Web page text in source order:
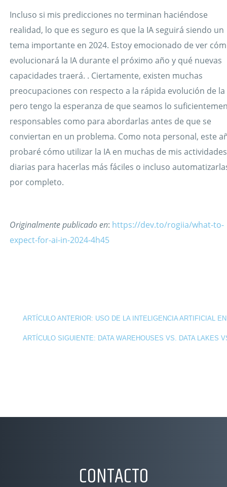
Incluso si mis predicciones no terminan haciéndose
realidad, lo que es seguro es que la IA seguirá siendo un
tema importante en 2024. Estoy emocionado de ver
evolucionará la IA durante el próximo año y qué nuevas
capacidades traerá. . Ciertamente, existen muchas
preocupaciones con respecto a la rápida evolución de la
pero tengo la esperanza de que seamos lo
responsables como para abordarlas antes de que se
conviertan en un problema. Como nota personal, este
probaré cómo utilizar la IA en muchas de mis actividades
diarias para hacerlas más fáciles o incluso
por completo.
Originalmente publicado en: https://dev.to/rogiia/what-to-
expect-for-ai-in-2024-4h45
ARTÍCULO ANTERIOR: USO DE LA INTELIGENCIA ARTIFICIAL
ARTÍCULO SIGUIENTE: DATA WAREHOUSES VS. DATA LAKES
CONTACTO